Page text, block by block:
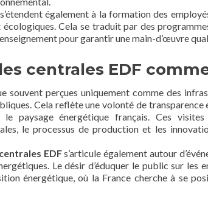
également à la formation des
écologiques. Cela se traduit par des
pour garantir une main-d’œuvre
centrales EDF
souvent perçues uniquement comme des
Cela reflète une volonté de transparence
paysage énergétique français. Ces
le processus de production et les
EDFs’articule également autour
Le désir d’éduquer le public sur les
énergétique, où la France cherche à se